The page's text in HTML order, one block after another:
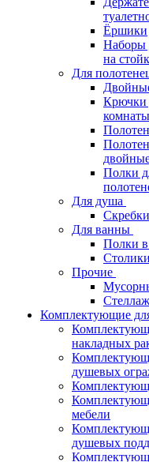
Ёршики
Наборы
на
Для
Крючки
комнаты
Полки
Для душа
Для ванны
Полки
Прочие
Комплектующие
накладных
душевых
мебели
душевых